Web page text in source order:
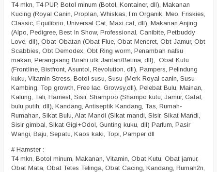
T4 mkn, T4 PUP, Botol minum (Botol, Kontainer, dll), Makanan
Kucing (Royal Canin, Proplan, Whiskas, I’m Organik, Meo, Friskies,
Classic, Equilibrio, Universal Cat, Maxi cat, dll), Makanan Anjing
(Alpo, Pedigree, Best In Show, Professional, Canibite, Petbuddy
Love, dll), Obat-Obatan (Obat Flue, Obat Mencret, Obt Jamur, Obt
Scabbies, Obt Demodex, Obt Ring worm, Penambah nafsu
makan, Perangsang Birahi utk Jantan/Betina, dll), Obat Kutu
(Frontline, Bistfront, Asuntol, Revolution, dll), Pampers, Pelindung
kuku, Vitamin Stress, Botol susu, Susu (Merk Royal canin, Susu
Kambing, Top growth, Free lac, Growsy,dll), Pelebat Bulu, Mainan,
Kalung, Tali, Harnest, Sisir, Shampoo (Shampo kutu, Jamur, Gatal,
bulu putih, dll), Kandang, Antiseptik Kandang, Tas, Rumah-
Rumahan, Sikat Bulu, Alat Mandi (Sikat mandi, Sisir, Sikat Mandi,
Sisir gimbal, Sikat Gigi+Odol, Gunting kuku, dll) Parfum, Pasir
Wangi, Baju, Sepatu, Kaos kaki, Topi, Pamper dll
# Hamster :
T4 mkn, Botol minum, Makanan, Vitamin, Obat Kutu, Obat jamur,
Obat Mata, Obat Tetes Telinga, Obat Cacing, Kandang, Rumah2n,